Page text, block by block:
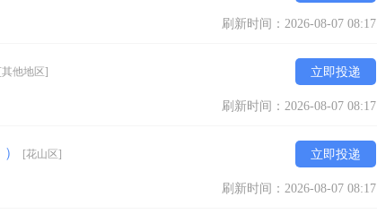
刷新时间：2026-08-07 08:17
他地区] 立即投递
刷新时间：2026-08-07 08:17
[花山区] 立即投递
刷新时间：2026-08-07 08:17